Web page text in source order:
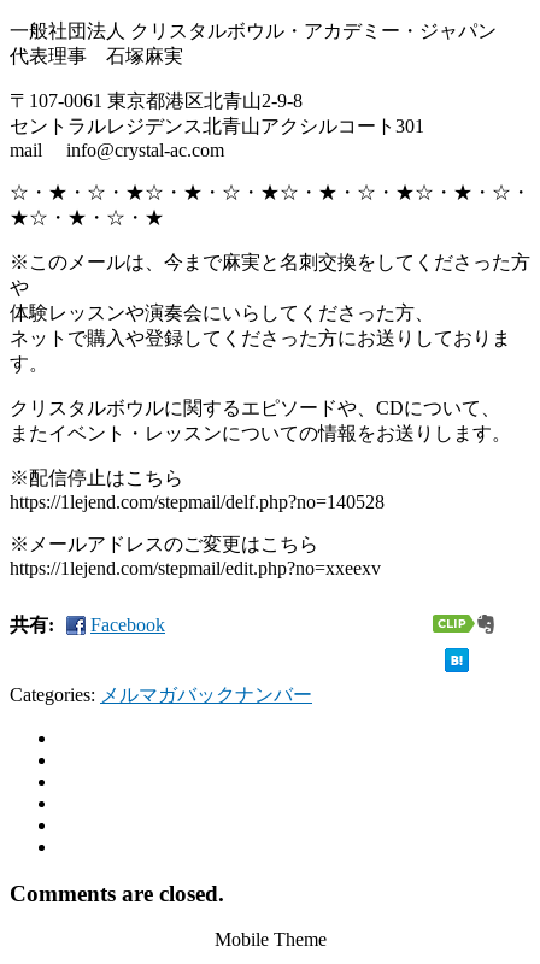
一般社団法人 クリスタルボウル・アカデミー・ジャパン
代表理事 石塚麻実
〒107-0061 東京都港区北青山2-9-8
セントラルレジデンス北青山アクシルコート301
mail info@crystal-ac.com
☆・★・☆・★☆・★・☆・★☆・★・☆・★☆・★・☆・
★☆・★・☆・★
※このメールは、今まで麻実と名刺交換をしてくださった方
や
体験レッスンや演奏会にいらしてくださった方、
ネットで購入や登録してくださった方にお送りしておりま
す。
クリスタルボウルに関するエピソードや、CDについて、
またイベント・レッスンについての情報をお送りします。
※配信停止はこちら
https://1lejend.com/stepmail/delf.php?no=140528
※メールアドレスのご変更はこちら
https://1lejend.com/stepmail/edit.php?no=xxeexv
共有: Facebook
Categories: メルマガバックナンバー
Comments are closed.
Mobile Theme